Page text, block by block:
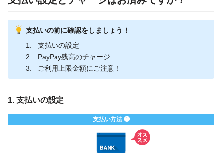
支払いの前に確認をしましょう！
支払いの設定
PayPay残高のチャージ
ご利用上限金額にご注意！
1. 支払いの設定
支払い方法 ❶